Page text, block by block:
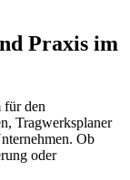
Praxis im
für den
Tragwerksplaner
Ob
oder